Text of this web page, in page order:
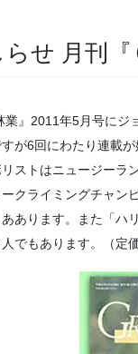
せ 月刊
』2011年5月号にジ
が6回にわたり連載が
ストはニュージーラ
クライミングチャン
あります。また「ハ
でもあります。（定